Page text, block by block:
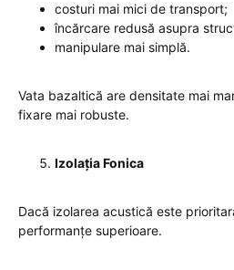
costuri mai mici de transport;
încărcare redusă asupra
manipulare mai simplă.
Vata bazaltică are densitate mai
fixare mai robuste.
Izolația Fonica
Dacă izolarea acustică este
performanțe superioare.